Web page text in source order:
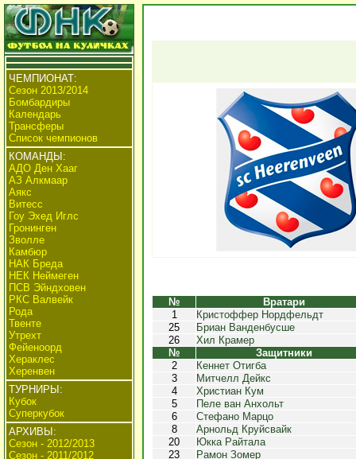
ЧЕМПИОНАТ:
Сезон 2013/2014
Бомбардиры
Календарь
Трансферы
Список чемпионов
КОМАНДЫ:
АДО Ден Хааг
АЗ Алкмаар
Аякс
Витесс
Гоу Эхед Иглс
Гронинген
Зволле
Камбюр
НАК Бреда
НЕК Неймеген
ПСВ Эйндховен
РКС Валвейк
Рода
Твенте
Утрехт
Фейеноорд
Хераклес
Херенвен
ТУРНИРЫ:
Кубок
Суперкубок
АРХИВЫ:
Сезон - 2012/2013
Сезон - 2011/2012
№
Вратари
1
Кристоффер Нордфельдт
25
Бриан Ванденбусше
26
Хил Крамер
№
Защитники
2
Кеннет Отигба
3
Митчелл Дейкс
4
Христиан Кум
5
Пеле ван Анхольт
6
Стефано Марцо
8
Арнольд Круйсвайк
20
Юкка Райтала
23
Рамон Зомер